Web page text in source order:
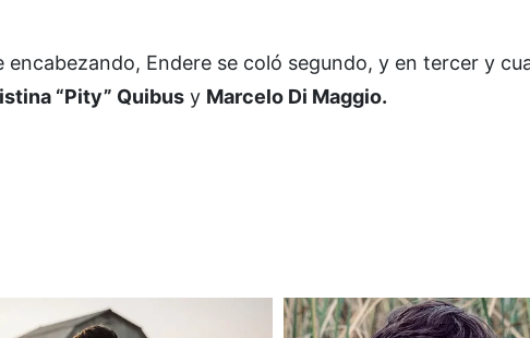
Endere se coló segundo, y en tercer y
“Pity” Quibus y Marcelo Di Maggio.